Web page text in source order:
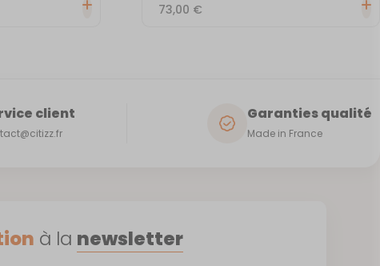
73,00 €
client Garanties qualité
Made in France
à la newsletter